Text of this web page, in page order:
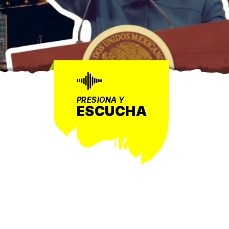
PRESIONA Y
ESCUCHA